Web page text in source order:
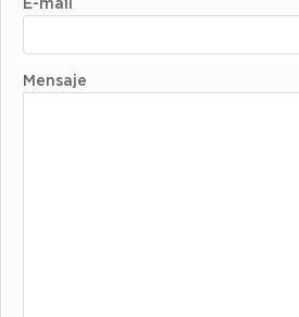
E-mail
Mensaje